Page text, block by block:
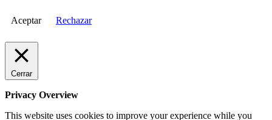
Aceptar Rechazar
Cerrar
Privacy Overview
This website uses cookies to improve your experience while you